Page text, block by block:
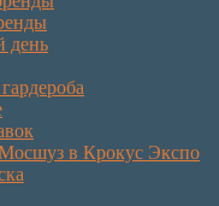
день
в Крокус Экспо